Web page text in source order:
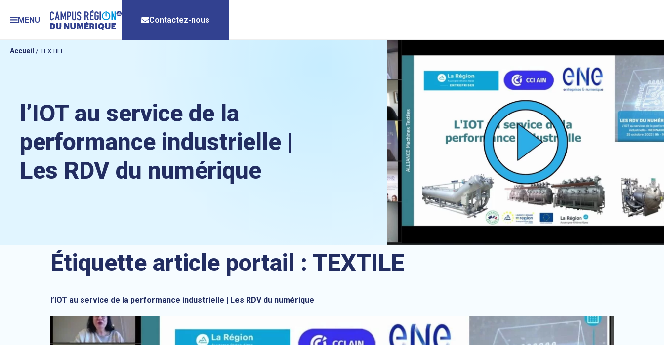
MENU Contactez-nous
Accueil / TEXTILE
l’IOT au service de la
performance industrielle |
Les RDV du numérique
Étiquette article portail : TEXTILE
l’IOT au service de la performance industrielle | Les RDV du numérique